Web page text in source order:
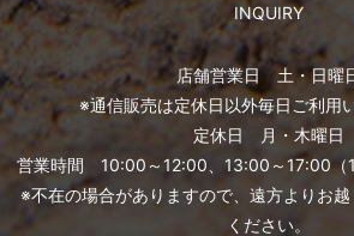
INQUIRY
店舗営業日 土・日曜
※通信販売は定休日以外毎日ご利用
定休日 月・木曜日
営業時間 10:00～12:00、13:00～17:00（
※不在の場合がありますので、遠方よりお
ください。